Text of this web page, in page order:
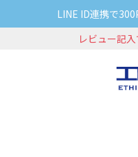
LINE ID連携で
レビュー記